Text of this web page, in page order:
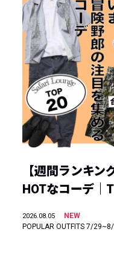
【週間ランキン
HOTなコーデ｜
2026.08.05
NEW
POPULAR OUTFITS 7/